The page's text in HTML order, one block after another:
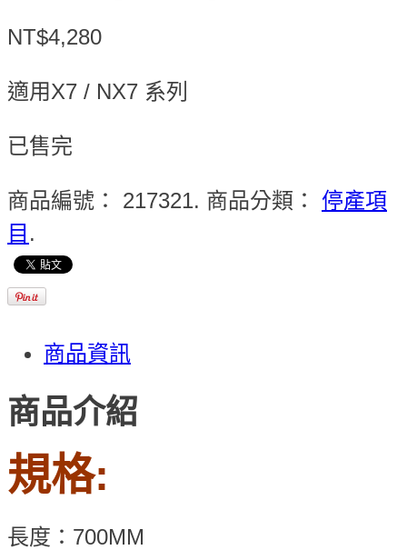
NT$4,280
適用X7 / NX7 系列
已售完
商品編號： 217321. 商品分類： 停產項
目 .
商品資訊
商品介紹
規格:
長度：700MM